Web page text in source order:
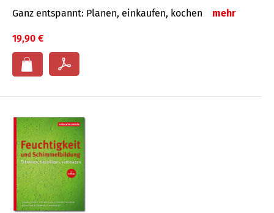
Ganz entspannt: Planen, einkaufen, kochen mehr
19,90 €